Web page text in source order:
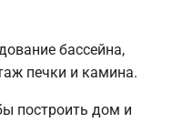
бассейна,
печки и камина.
построить дом и